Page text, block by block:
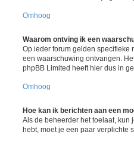
Omhoog
Waarom ontving ik een
Op ieder forum gelden specifieke
een waarschuwing ontvangen.
phpBB Limited heeft hier dus in
Omhoog
Hoe kan ik berichten aan een
Als de beheerder het toelaat, kun
hebt, moet je een paar verplichte